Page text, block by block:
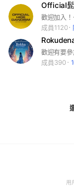
Official
成員1120
成員390
用